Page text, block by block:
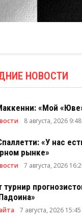
НОВОСТИ
«Мой
8 августа, 2026 9:48
«У нас
рынке»
7 августа, 2026
турнир
7 августа, 2026 15:45